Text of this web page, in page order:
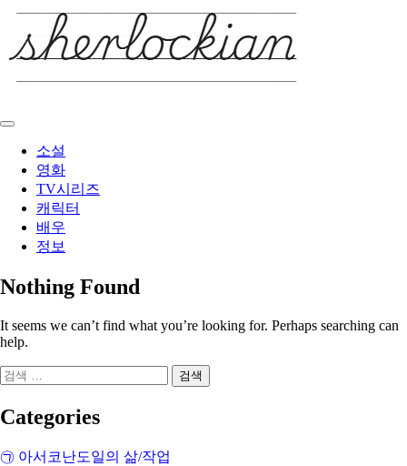
content
소설
영화
TV시리즈
캐릭터
배우
정보
Nothing Found
It seems we can’t find what you’re looking for. Perhaps searching can
help.
검
Categories
㉠ 아서코난도일의 삶/작업